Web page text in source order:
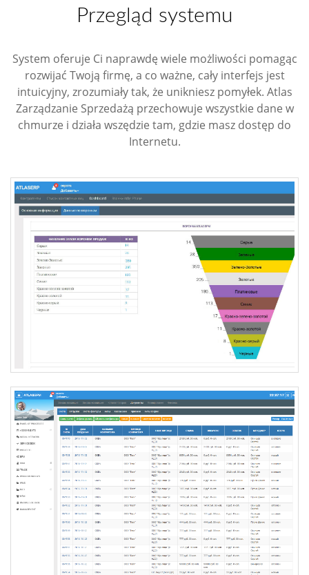
Przegląd systemu
System oferuje Ci naprawdę wiele możliwości pomagąc
rozwijać Twoją firmę, a co ważne, cały interfejs jest
intuicyjny, zrozumiały tak, że unikniesz pomyłek. Atlas
Zarządzanie Sprzedażą przechowuje wszystkie dane w
chmurze i działa wszędzie tam, gdzie masz dostęp do
Internetu.